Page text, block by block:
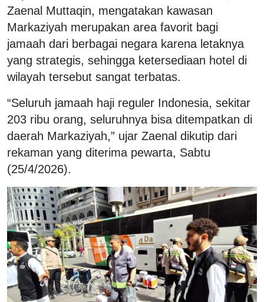
Zaenal Muttaqin, mengatakan kawasan
Markaziyah merupakan area favorit bagi
jamaah dari berbagai negara karena letaknya
yang strategis, sehingga ketersediaan hotel di
wilayah tersebut sangat terbatas.
“Seluruh jamaah haji reguler Indonesia, sekitar
203 ribu orang, seluruhnya bisa ditempatkan di
daerah Markaziyah,” ujar Zaenal dikutip dari
rekaman yang diterima pewarta, Sabtu
(25/4/2026).